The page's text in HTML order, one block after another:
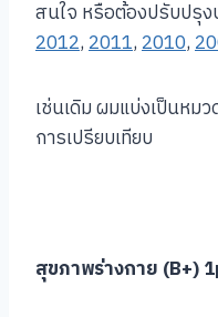
สนใจ หรือต้องปรับปรุง
2012,2011,2010,
เช่นเดิม ผมแบ่งเป็นหม
การเปรียบเทียบ
สุขภาพร่างกาย (B+)